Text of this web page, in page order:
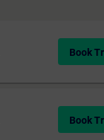
Book
Book